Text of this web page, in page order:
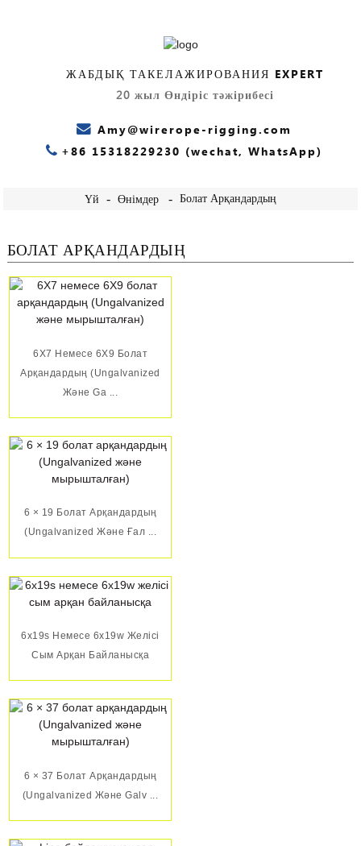
ЖАБДЫҚ ТАКЕЛАЖИРОВАНИЯ EXPERT
20 жыл Өндіріс тәжірибесі
Amy@wirerope-rigging.com
+86 15318229230 (wechat, WhatsApp)
Үй Өнімдер Болат Арқандардың
БОЛАТ АРҚАНДАРДЫҢ
6X7 Немесе 6X9 Болат
Арқандардың (Ungalvanized
Және Ga ...
6 × 19 Болат Арқандардың
(Ungalvanized Және Ғал ...
6x19s Немесе 6x19w Желісі
Сым Арқан Байланысқа
6 × 37 Болат Арқандардың
(Ungalvanized Және Galv ...